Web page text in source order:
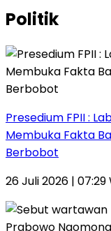
Politik
Presedium FPII :
Membuka Fakta
Berbobot
26 Juli 2026 | 07:29